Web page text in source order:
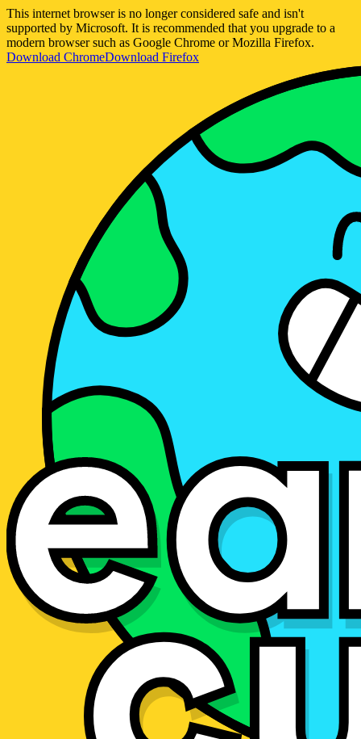
This internet browser is no longer considered safe and isn't
supported by Microsoft. It is recommended that you upgrade to a
modern browser such as Google Chrome or Mozilla Firefox.
Download ChromeDownload Firefox